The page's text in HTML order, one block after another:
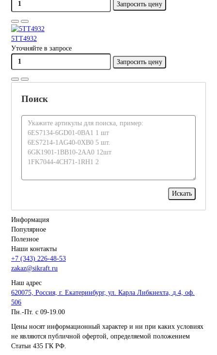
Запросить цену
5TT4932
Уточняйте в запросе
Запросить цену
Поиск
Информация
Популярное
Полезное
Наши контакты
+7 (343) 226-48-53
zakaz@sikraft.ru
Наш адрес
620075, Россия, г. Екатеринбург, ул. Карла Либкнехта, д.4, оф.
506
Пн.-Пт. с 09-19.00
Цены носят информационный характер и ни при каких условиях
не являются публичной офертой, определяемой положением
Статьи 435 ГК РФ.